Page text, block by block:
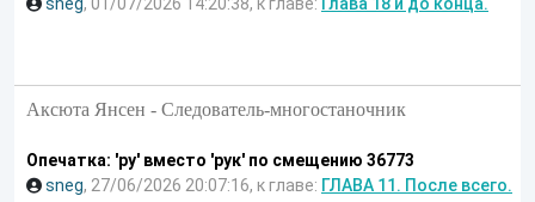
Аксюта Янсен - Следователь-многостаночник
Опечатка: 'ру' вместо 'рук' по смещению 36773
sneg, 27/06/2026 20:07:16, к главе: ГЛАВА 11. После всего.